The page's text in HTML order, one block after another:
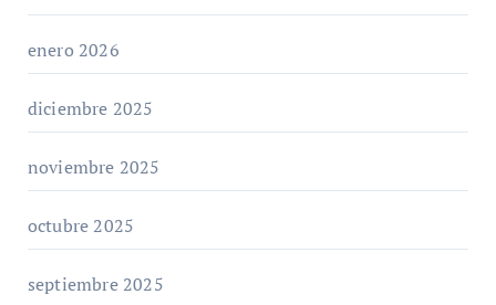
enero 2026
diciembre 2025
noviembre 2025
octubre 2025
septiembre 2025